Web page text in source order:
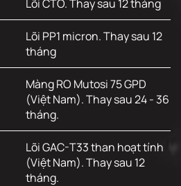
Lõi CTO. Thay sau 12 tháng
Lõi PP1 micron. Thay sau 12
tháng
Màng RO Mutosi 75 GPD
(Việt Nam). Thay sau 24 - 36
tháng.
Lõi GAC-T33 than hoạt tính
(Việt Nam). Thay sau 12
tháng.